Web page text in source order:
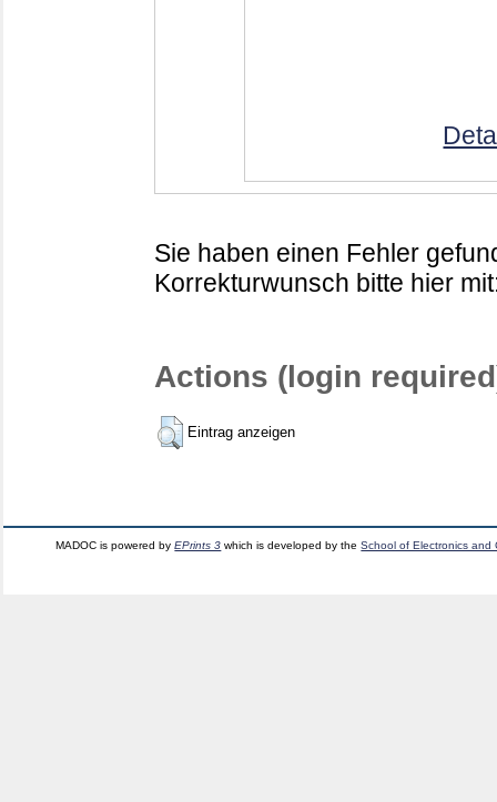
Sie haben einen Fehler
Korrekturwunsch bitte hier
Actions (login
Eintrag anzeigen
MADOC is powered byEPrints 3 which is developed by theSchool of Electronics and